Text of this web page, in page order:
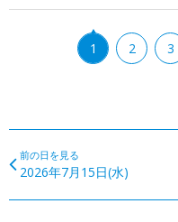
1 2 3
前の日を見る
2026年7月15日(水)